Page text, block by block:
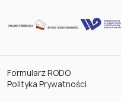
Formularz RODO
Polityka Prywatności